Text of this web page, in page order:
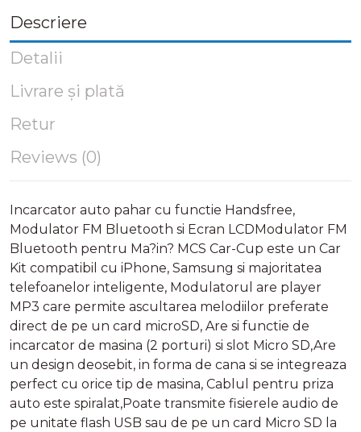
Descriere
Detalii
Livrare și plată
Retur
Reviews (0)
Incarcator auto pahar cu functie Handsfree,
Modulator FM Bluetooth si Ecran LCDModulator FM
Bluetooth pentru Ma?in? MCS Car-Cup este un Car
Kit compatibil cu iPhone, Samsung si majoritatea
telefoanelor inteligente, Modulatorul are player
MP3 care permite ascultarea melodiilor preferate
direct de pe un card microSD, Are si functie de
incarcator de masina (2 porturi) si slot Micro SD,Are
un design deosebit, in forma de cana si se integreaza
perfect cu orice tip de masina, Cablul pentru priza
auto este spiralat,Poate transmite fisierele audio de
pe unitate flash USB sau de pe un card Micro SD la